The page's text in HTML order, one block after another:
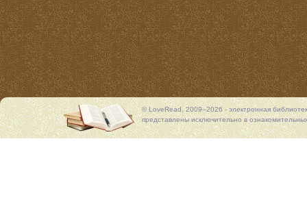
© LoveRead, 2009–2026 - электронная
представлены исключительно в